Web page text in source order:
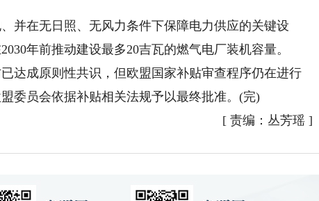
在无日照、无风力条件下保障电力供应的关键设
年前推动建设最多20吉瓦的燃气电厂装机容量。
成原则性共识，但欧盟国家补贴审查程序仍在进行
委员会依据补贴相关法规予以最终批准。(完)
[ 责编：丛芳瑶 ]